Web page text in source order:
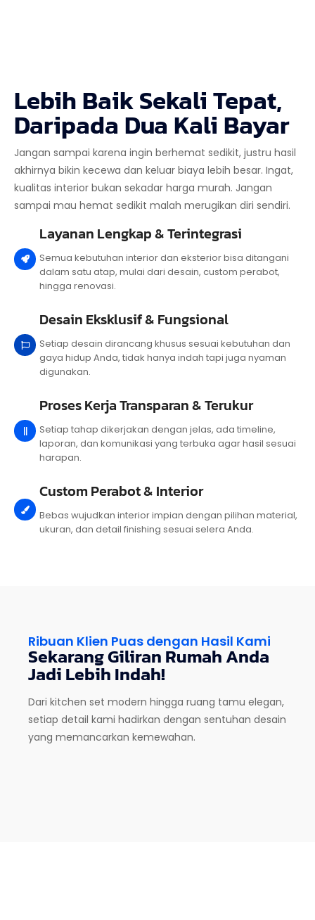
Lebih Baik Sekali Tepat,
Daripada Dua Kali Bayar
Jangan sampai karena ingin berhemat sedikit, justru hasil
akhirnya bikin kecewa dan keluar biaya lebih besar. Ingat,
kualitas interior bukan sekadar harga murah. Jangan
sampai mau hemat sedikit malah merugikan diri sendiri.
Layanan Lengkap & Terintegrasi
Semua kebutuhan interior dan eksterior bisa ditangani
dalam satu atap, mulai dari desain, custom perabot,
hingga renovasi.
Desain Eksklusif & Fungsional
Setiap desain dirancang khusus sesuai kebutuhan dan
gaya hidup Anda, tidak hanya indah tapi juga nyaman
digunakan.
Proses Kerja Transparan & Terukur
Setiap tahap dikerjakan dengan jelas, ada timeline,
laporan, dan komunikasi yang terbuka agar hasil sesuai
harapan.
Custom Perabot & Interior
Bebas wujudkan interior impian dengan pilihan material,
ukuran, dan detail finishing sesuai selera Anda.
Ribuan Klien Puas dengan Hasil Kami
Sekarang Giliran Rumah Anda
Jadi Lebih Indah!
Dari kitchen set modern hingga ruang tamu elegan,
setiap detail kami hadirkan dengan sentuhan desain
yang memancarkan kemewahan.